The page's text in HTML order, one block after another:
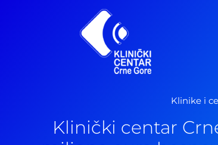
Klinike i
Klinički centar